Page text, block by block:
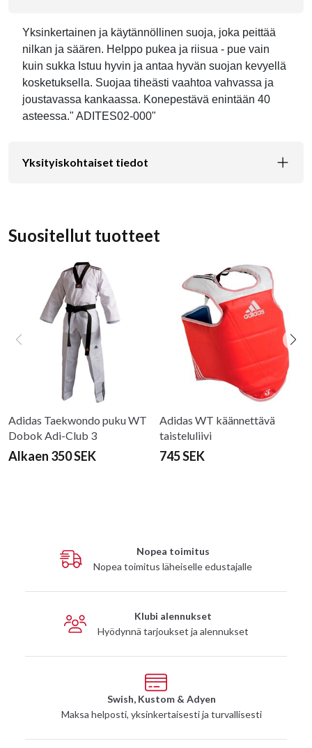
Yksinkertainen ja käytännöllinen suoja, joka peittää
nilkan ja säären. Helppo pukea ja riisua - pue vain
kuin sukka Istuu hyvin ja antaa hyvän suojan kevyellä
kosketuksella. Suojaa tiheästi vaahtoa vahvassa ja
joustavassa kankaassa. Konepestävä enintään 40
asteessa." ADITES02-000"
Yksityiskohtaiset tiedot
Suositellut tuotteet
Adidas Taekwondo puku WT
Dobok Adi-Club 3
Alkaen 350 SEK
Adidas WT käännettävä
taisteluliivi
745 SEK
Nopea toimitus
Nopea toimitus läheiselle edustajalle
Klubi alennukset
Hyödynnä tarjoukset ja alennukset
Swish, Kustom & Adyen
Maksa helposti, yksinkertaisesti ja turvallisesti